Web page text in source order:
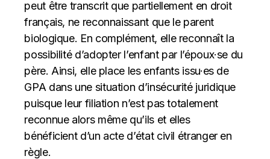
peut être transcrit que partiellement en droit
français, ne reconnaissant que le parent
biologique. En complément, elle reconnaît la
possibilité d’adopter l’enfant par l’époux·se du
père. Ainsi, elle place les enfants issu·es de
GPA dans une situation d’insécurité juridique
puisque leur filiation n’est pas totalement
reconnue alors même qu’ils et elles
bénéficient d’un acte d’état civil étranger en
règle.